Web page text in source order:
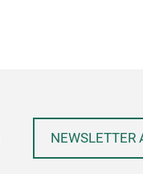
NEWSLETTER